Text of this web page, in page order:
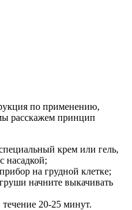
по применению,
расскажем принцип
крем или гель,
насадкой;
на грудной клетке;
начните выкачивать
20-25 минут.